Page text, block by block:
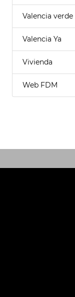
Valencia verde
Valencia Ya
Vivienda
Web FDM